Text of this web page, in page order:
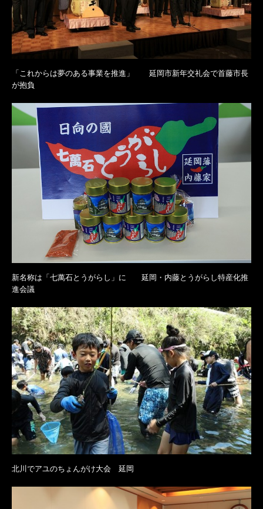
「これからは夢のある事業を推進」 延岡市新年交礼会で首藤市長
が抱負
新名称は「七萬石とうがらし」に 延岡・内藤とうがらし特産化推
進会議
北川でアユのちょんがけ大会 延岡